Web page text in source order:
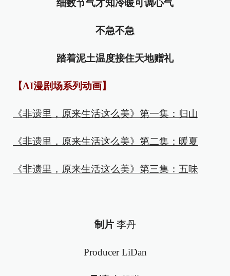
细数节气才知冷暖可调心气
不急不急
踏着泥土温度接住天地赠礼
【AI漫剧场系列动画】
《非遗里，原来生活这么美》第一集：归山
《非遗里，原来生活这么美》第二集：暖夏
《非遗里，原来生活这么美》第三集：五味
制片 李丹
Producer LiDan